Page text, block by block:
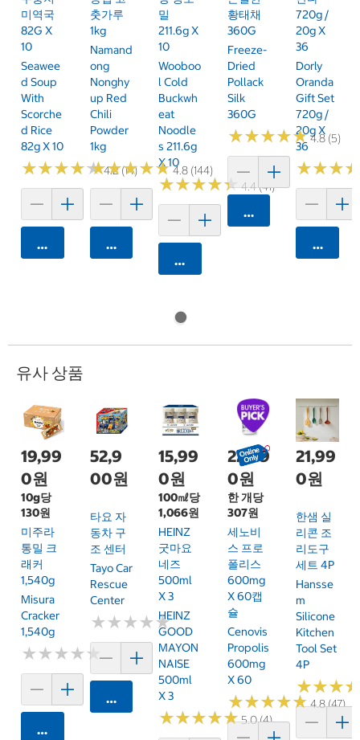
미역국
82G X
10
Seawee
D Soup
With
Scorche
D Rice
82g X 10
★★★★★
★★★★★4.2 (14)
카트에 담기
춧가루
1kg
Namand
Ong
Nonghy
Up Red
Chili
Powder
1kg
★★★★★
★★★★★4.8 (144)
카트에 담기
밀
211.6g X
10
Wooboo
L Cold
Buckwh
Eat
Noodle
S 211.6g
X 10
★★★★★
★★★★★4.4 (41)
카트에 담기
황태채
360G
Freeze-
Dried
Pollack
Silk
360G
★★★★★
★★★★★4.8 (5)
카트에 담기
720g /
20g X
36
Dorly
Oranda
Gift Set
720g /
20g X
36
★★★
★★★
카트에
유사 상품
19,99
0원
10g당
130원
미주라
통밀 크
래커
1,540g
Misura
Cracker
1,540g
★★★★★
★★★★★
카트에 담기
52,9
00원
타요 자
동차 구
조 센터
Tayo Car
Rescue
Center
★★★★★
★★★★★
카트에 담기
15,99
0원
100㎖당
1,066원
HEINZ
굿마요
네즈
500ml
X 3
HEINZ
GOOD
MAYON
NAISE
500ml
X 3
★★★★★
★★★★★5.0 (4)
22,99
0원
한 개당
307원
세노비
스 프로
폴리스
600mg
X 60캡
슐
Cenovis
Propolis
600mg
X 60
★★★★★
★★★★★4.8 (47)
21,99
0원
한샘 실
리콘 조
리도구
세트 4P
Hansse
M
Silicone
Kitchen
Tool Set
4P
★★★
★★★